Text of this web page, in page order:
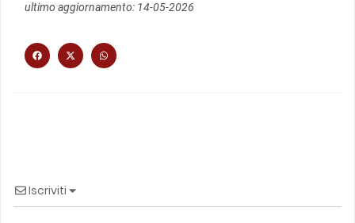
ultimo aggiornamento: 14-05-2026
Iscriviti